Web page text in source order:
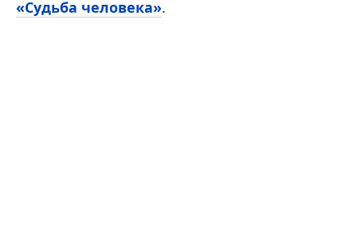
«Судьба человека».